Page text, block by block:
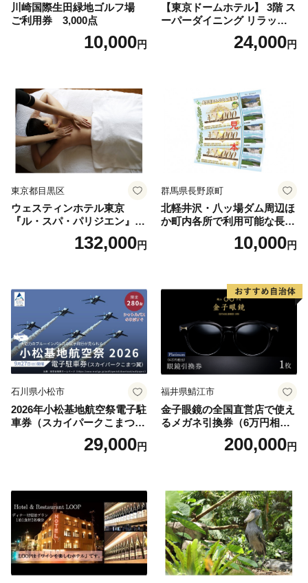
川崎国際生田緑地ゴルフ場
ご利用券 3,000点
10,000円
【東京ドームホテル】 3階 ス
ーパーダイニング リラッサ
ランチブッフェ お食事券 大
人1名様分 関東 東京 ご利用
24,000円
東京都目黒区
ウェスティンホテル東京
『ル・スパ・パリジエン』選
べるボディセラピー90分/1名
132,000円
群馬県長野原町
北軽井沢・八ッ場ダム周辺ほ
か町内各所で利用可能な長野
原町ふるさと感謝券（3,000
円分）【トラベル 観光 旅行
10,000円
石川県小松市
2026年小松基地航空祭電子駐
車券（スカイパークこまつ
翼） 駐車場 シャトルバスの
りばすぐ 石川県 小松市
29,000円
福井県鯖江市
金子眼鏡の全国直営店で使え
るメガネ引換券（6万円相
当） Platinum200,000円